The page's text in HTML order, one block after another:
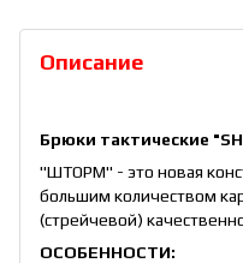
Описание
Брюки тактические
"ШТОРМ" - это новая
большим количеством
(стрейчевой)
ОСОБЕННОСТИ: